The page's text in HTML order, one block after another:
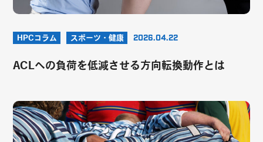
HPCコラム スポーツ・健康 2026.04.22
ACLへの負荷を低減させる方向転換動作とは